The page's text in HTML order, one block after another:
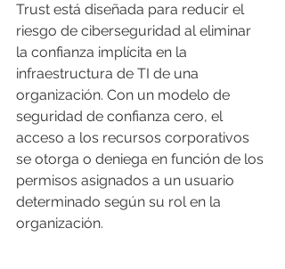
Trust está diseñada para reducir el
riesgo de ciberseguridad al eliminar
la confianza implícita en la
infraestructura de TI de una
organización. Con un modelo de
seguridad de confianza cero, el
acceso a los recursos corporativos
se otorga o deniega en función de los
permisos asignados a un usuario
determinado según su rol en la
organización.